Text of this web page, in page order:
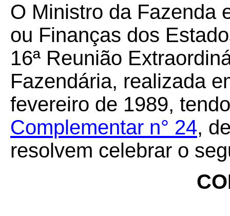
O Ministro da Fazenda
ou Finanças dos
16ª Reunião
Fazendária, realizada
fevereiro de 1989,
Complementar n° 24,
resolvem celebrar o